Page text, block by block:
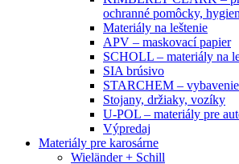
ochranné pomôcky,
Materiály na leštenie
APV – maskovací papier
SCHOLL – materiály na
SIA brúsivo
STARCHEM –
Stojany, držiaky, vozíky
U-POL – materiály pre
Výpredaj
Materiály pre karosárne
Wieländer + Schill